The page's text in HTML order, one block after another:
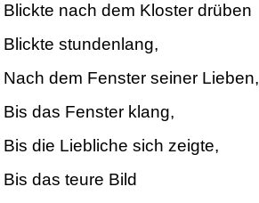
Blickte nach dem Kloster drüben
Blickte stundenlang,
Nach dem Fenster seiner Lieben,
Bis das Fenster klang,
Bis die Liebliche sich zeigte,
Bis das teure Bild